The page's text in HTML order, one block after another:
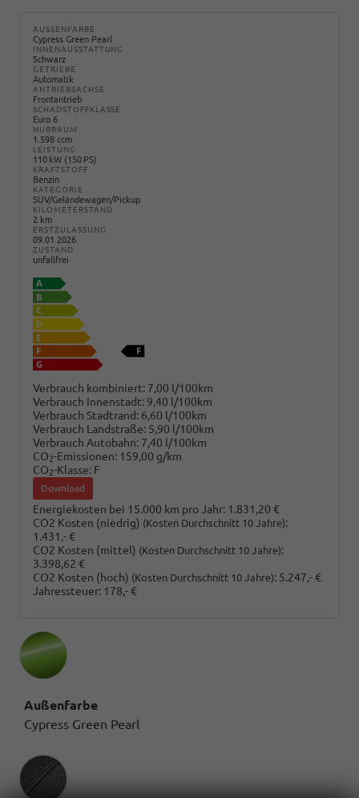
AUSSENFARBE
Cypress Green Pearl
INNENAUSSTATTUNG
Schwarz
GETRIEBE
Automatik
ANTRIEBSACHSE
Frontantrieb
SCHADSTOFFKLASSE
Euro 6
HUBRAUM
1.598 ccm
LEISTUNG
110 kW (150 PS)
KRAFTSTOFF
Benzin
KATEGORIE
SUV/Geländewagen/Pickup
KILOMETERSTAND
2 km
ERSTZULASSUNG
09.01.2026
ZUSTAND
unfallfrei
Verbrauch kombiniert: 7,00 l/100km
Verbrauch Innenstadt: 9,40 l/100km
Verbrauch Stadtrand: 6,60 l/100km
Verbrauch Landstraße: 5,90 l/100km
Verbrauch Autobahn: 7,40 l/100km
CO2-Emissionen: 159,00 g/km
CO2-Klasse: F
Download
Energiekosten bei 15.000 km pro Jahr: 1.831,20 €
CO2 Kosten (niedrig) (Kosten Durchschnitt 10 Jahre):
1.431,- €
CO2 Kosten (mittel) (Kosten Durchschnitt 10 Jahre):
3.398,62 €
CO2 Kosten (hoch) (Kosten Durchschnitt 10 Jahre): 5.247,- €
Jahressteuer: 178,- €
Außenfarbe
Cypress Green Pearl
Innenausstattung